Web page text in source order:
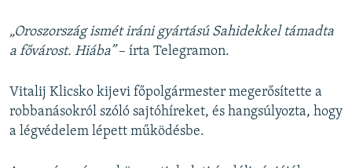
„Oroszország ismét iráni gyártású Sahidekkel támadta
a fővárost. Hiába”– írta Telegramon.
Vitalij Klicsko kijevi főpolgármester megerősítette a
robbanásokról szóló sajtóhíreket, és hangsúlyozta, hogy
a légvédelem lépett működésbe.